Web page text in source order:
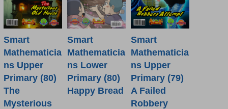
Smart
Mathematicia
ns Upper
Primary (80)
The
Mysterious
Smart
Mathematicia
ns Lower
Primary (80)
Happy Bread
Smart
Mathematicia
ns Upper
Primary (79)
A Failed
Robbery